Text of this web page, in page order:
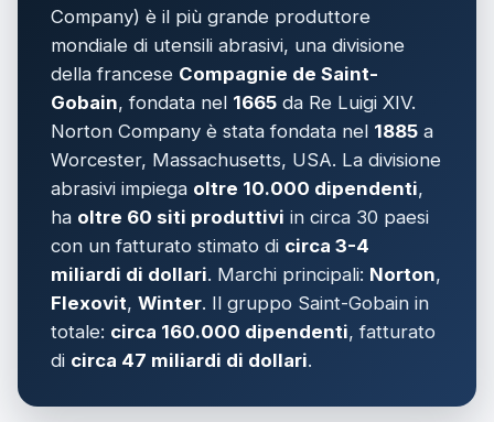
Company) è il più grande produttore
mondiale di utensili abrasivi, una divisione
della francese Compagnie de Saint-
Gobain, fondata nel 1665 da Re Luigi XIV.
Norton Company è stata fondata nel 1885 a
Worcester, Massachusetts, USA. La divisione
abrasivi impiega oltre 10.000 dipendenti,
ha oltre 60 siti produttivi in circa 30 paesi
con un fatturato stimato di circa 3-4
miliardi di dollari. Marchi principali: Norton,
Flexovit,Winter. Il gruppo Saint-Gobain in
totale: circa 160.000 dipendenti, fatturato
di circa 47 miliardi di dollari.